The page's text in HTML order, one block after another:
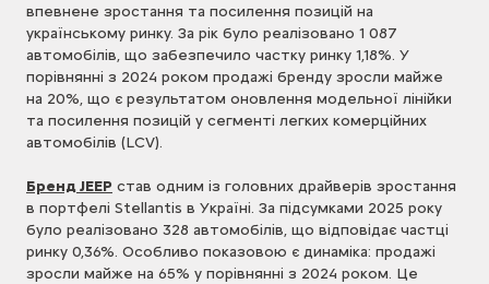
впевнене зростання та посилення позицій на
українському ринку. За рік було реалізовано 1 087
автомобілів, що забезпечило частку ринку 1,18%. У
порівнянні з 2024 роком продажі бренду зросли майже
на 20%, що є результатом оновлення модельної лінійки
та посилення позицій у сегменті легких комерційних
автомобілів (LCV).
Бренд JEEP став одним із головних драйверів зростання
в портфелі Stellantis в Україні. За підсумками 2025 року
було реалізовано 328 автомобілів, що відповідає частці
ринку 0,36%. Особливо показовою є динаміка: продажі
зросли майже на 65% у порівнянні з 2024 роком. Це